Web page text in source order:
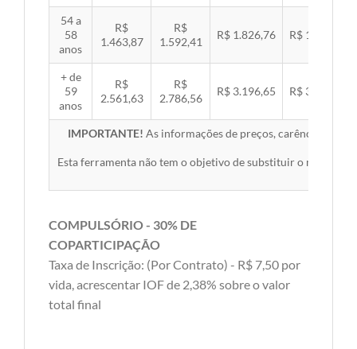
54 a
58
anos
R$
1.463,87
R$
1.592,41
R$ 1.826,76 R$ 1.882,45
+ de
59
anos
R$
2.561,63
R$
2.786,56
R$ 3.196,65 R$ 3.294,10
IMPORTANTE! As informações de preços, carências,
Esta ferramenta não tem o objetivo de substituir o material
COMPULSÓRIO - 30% DE
COPARTICIPAÇÃO
Taxa de Inscrição: (Por Contrato) - R$ 7,50 por
vida, acrescentar IOF de 2,38% sobre o valor
total final